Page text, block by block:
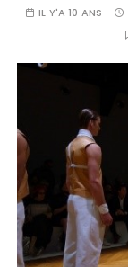
IL Y'A 10 ANS